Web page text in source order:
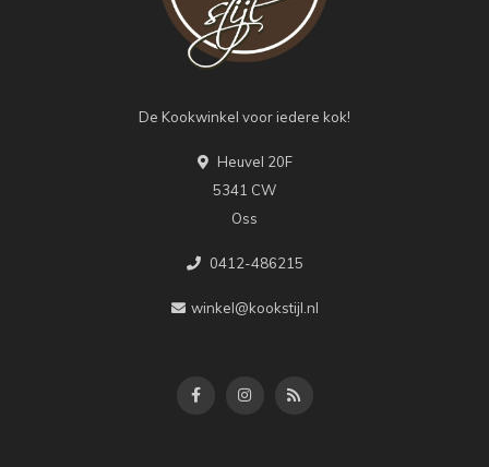
De Kookwinkel voor iedere kok!
Heuvel 20F
5341 CW
Oss
0412-486215
winkel@kookstijl.nl